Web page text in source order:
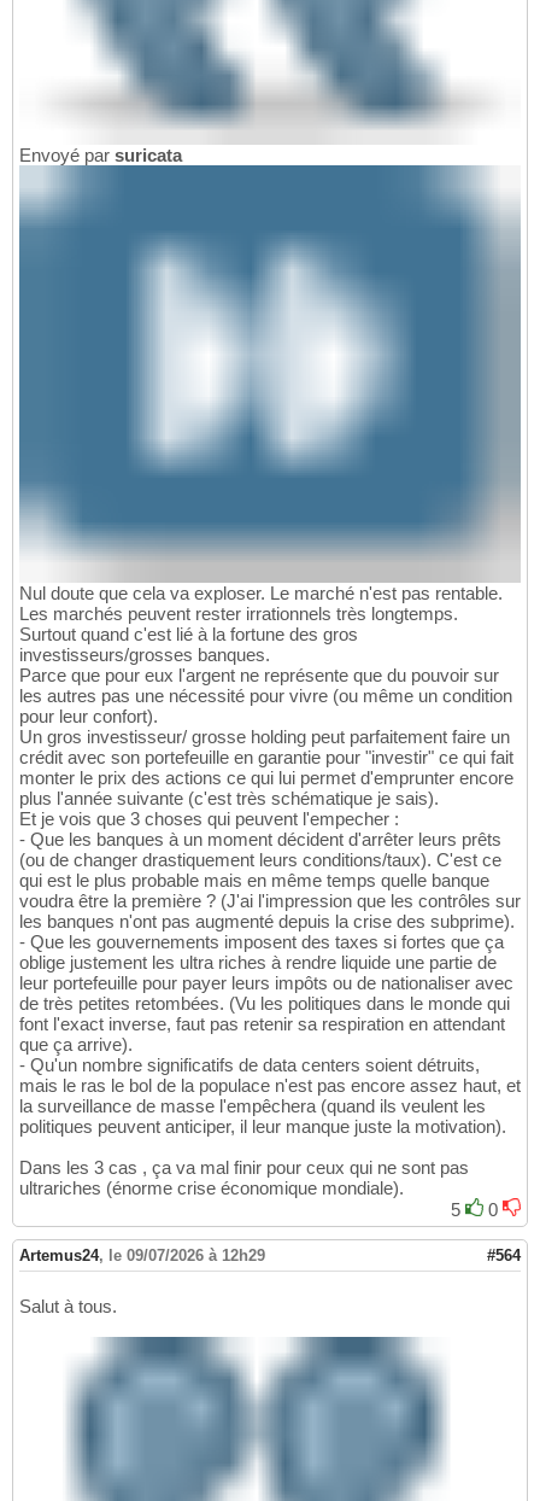
Envoyé par suricata
Nul doute que cela va exploser. Le marché n'est pas rentable.
Les marchés peuvent rester irrationnels très longtemps.
Surtout quand c'est lié à la fortune des gros
investisseurs/grosses banques.
Parce que pour eux l'argent ne représente que du pouvoir sur
les autres pas une nécessité pour vivre (ou même un condition
pour leur confort).
Un gros investisseur/ grosse holding peut parfaitement faire un
crédit avec son portefeuille en garantie pour "investir" ce qui fait
monter le prix des actions ce qui lui permet d'emprunter encore
plus l'année suivante (c'est très schématique je sais).
Et je vois que 3 choses qui peuvent l'empecher :
- Que les banques à un moment décident d'arrêter leurs prêts
(ou de changer drastiquement leurs conditions/taux). C'est ce
qui est le plus probable mais en même temps quelle banque
voudra être la première ? (J'ai l'impression que les contrôles sur
les banques n'ont pas augmenté depuis la crise des subprime).
- Que les gouvernements imposent des taxes si fortes que ça
oblige justement les ultra riches à rendre liquide une partie de
leur portefeuille pour payer leurs impôts ou de nationaliser avec
de très petites retombées. (Vu les politiques dans le monde qui
font l'exact inverse, faut pas retenir sa respiration en attendant
que ça arrive).
- Qu'un nombre significatifs de data centers soient détruits,
mais le ras le bol de la populace n'est pas encore assez haut, et
la surveillance de masse l'empêchera (quand ils veulent les
politiques peuvent anticiper, il leur manque juste la motivation).
Dans les 3 cas , ça va mal finir pour ceux qui ne sont pas
ultrariches (énorme crise économique mondiale).
5
0
Artemus24, le 09/07/2026 à 12h29 #564
Salut à tous.